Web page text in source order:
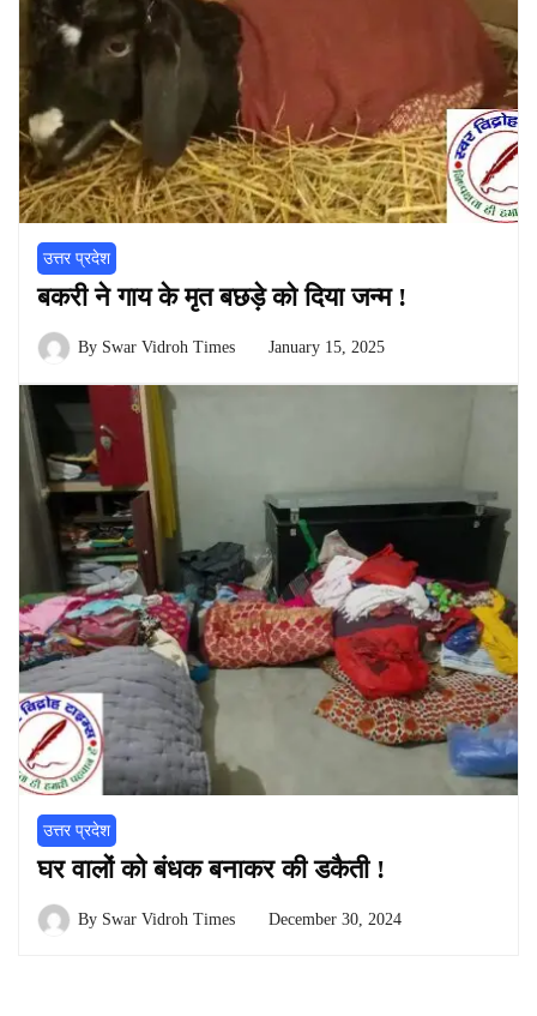
उत्तर प्रदेश
बकरी ने गाय के मृत बछड़े को दिया जन्म !
By Swar Vidroh Times January 15, 2025
उत्तर प्रदेश
घर वालों को बंधक बनाकर की डकैती !
By Swar Vidroh Times December 30, 2024